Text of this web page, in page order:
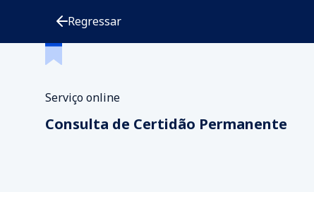
Regressar
Serviço online
Consulta de Certidão Permanente